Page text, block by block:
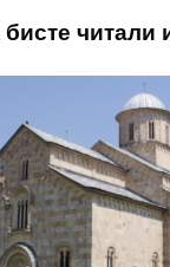
читали